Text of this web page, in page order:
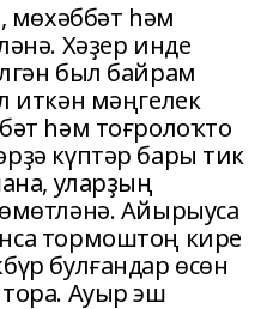
мөхәббәт һәм
Хәҙер инде
был байрам
иткән мәңгелек
һәм тоғролоҡто
күптәр бары тик
уларҙың
Айырыуса
тормоштоң кире
булғандар өсөн
Ауыр эш